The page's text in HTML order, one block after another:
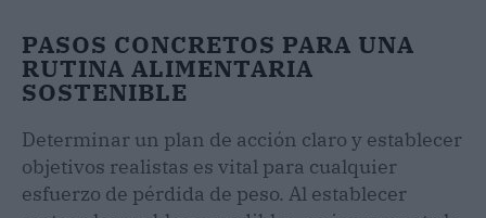
PASOS CONCRETOS PARA UNA
RUTINA ALIMENTARIA
SOSTENIBLE
Determinar un plan de acción claro y establecer
objetivos realistas es vital para cualquier
esfuerzo de pérdida de peso. Al establecer